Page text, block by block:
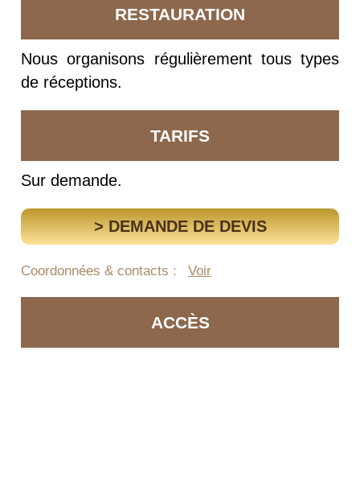
RESTAURATION
Nous organisons régulièrement tous types
de réceptions.
TARIFS
Sur demande.
> DEMANDE DE DEVIS
Coordonnées & contacts : Voir
ACCÈS